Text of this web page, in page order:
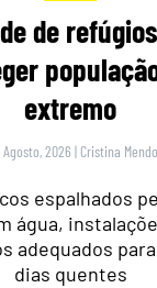
de
extremo
Agosto, 2026 | Cristina
espalhados
água,
adequados
dias quentes